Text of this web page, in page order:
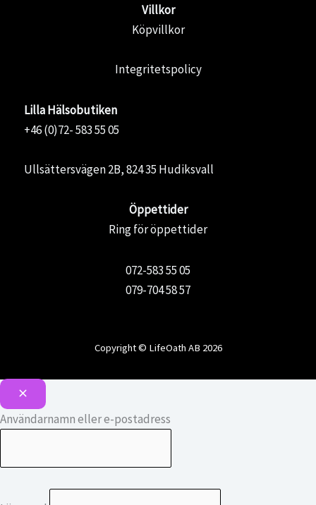
Villkor
Köpvillkor
Integritetspolicy
Lilla Hälsobutiken
+46 (0)72- 583 55 05
Ullsättersvägen 2B, 824 35 Hudiksvall
Öppettider
Ring för öppettider
072-583 55 05
079-704 58 57
Copyright © LifeOath AB 2026
Användarnamn eller e-postadress